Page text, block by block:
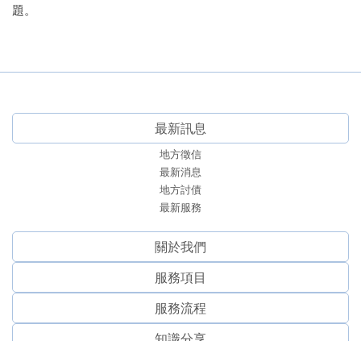
題。
最新訊息
地方徵信
最新消息
地方討債
最新服務
關於我們
服務項⽬
服務流程